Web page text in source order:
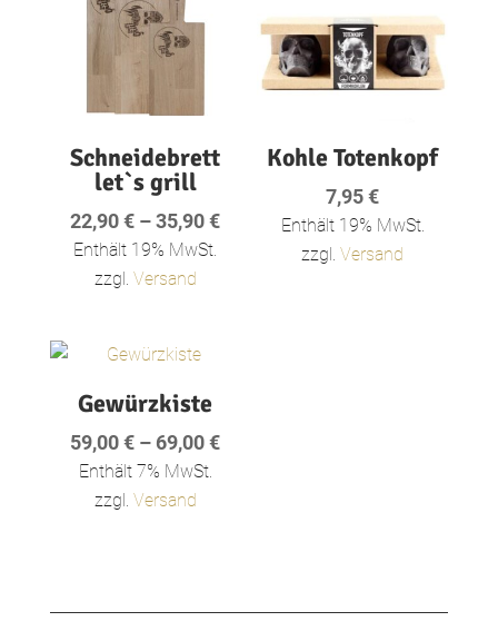
Schneidebrett
let`s grill
22,90€ –35,90€Preisspanne:
Enthält 19% MwSt.
zzgl. Versand
Kohle Totenkopf
7,95€
Enthält 19% MwSt.
zzgl.Versand
Gewürzkiste
59,00€ – 69,00€Preisspanne:
Enthält 7% MwSt.
zzgl. Versand